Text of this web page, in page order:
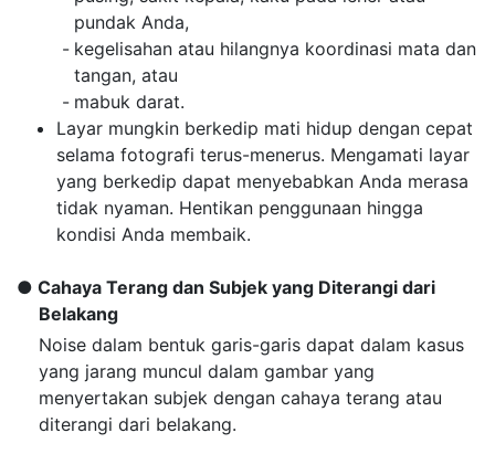
pundak Anda,
kegelisahan atau hilangnya koordinasi mata dan
tangan, atau
mabuk darat.
Layar mungkin berkedip mati hidup dengan cepat
selama fotografi terus-menerus. Mengamati layar
yang berkedip dapat menyebabkan Anda merasa
tidak nyaman. Hentikan penggunaan hingga
kondisi Anda membaik.
Cahaya Terang dan Subjek yang Diterangi dari
Belakang
Noise dalam bentuk garis-garis dapat dalam kasus
yang jarang muncul dalam gambar yang
menyertakan subjek dengan cahaya terang atau
diterangi dari belakang.